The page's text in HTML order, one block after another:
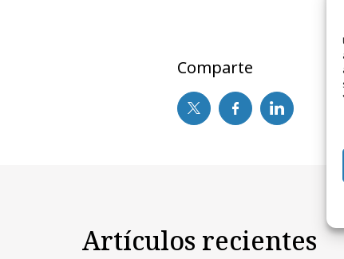
Comparte
Artículos recientes